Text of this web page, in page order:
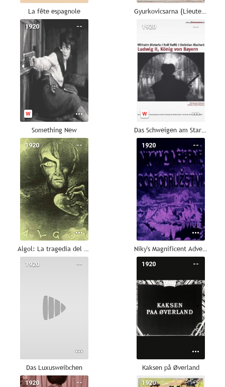
La fête espagnole Gyurkovicsarna (Lieutenant Tophat)
--
1920
Something New
--
1920
Das Schweigen am Starnbergersee
--
1920
Algol: La tragedia del poder
--
1920
Niky's Magnificent Adventure
--
1920
Das Luxusweibchen
--
1920
Kaksen på Øverland
--
1920 --
1920